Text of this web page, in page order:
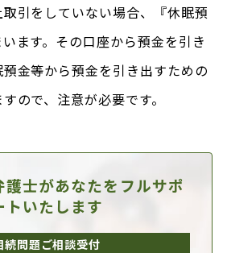
引をしていない場合、『休眠預
ます。その口座から預金を引き
金等から預金を引き出すための
ので、注意が必要です。
士があなたを フルサポ
トいたします
続問題ご相談受付